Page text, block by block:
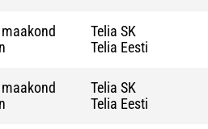
Telia SK
Telia Eesti
Telia SK
Telia Eesti